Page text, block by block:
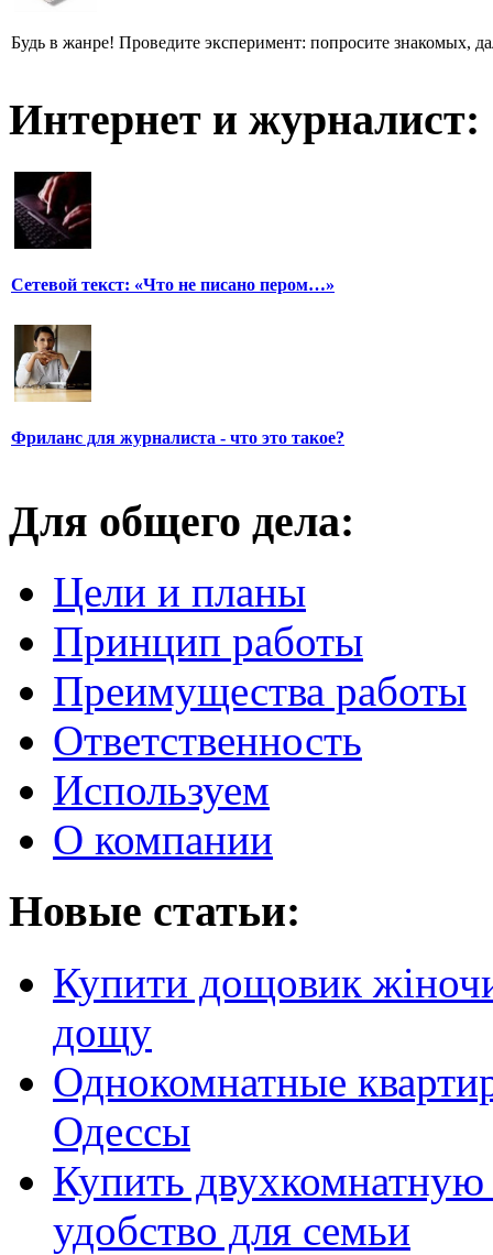
Будь в жанре! Проведите эксперимент: попросите знакомых,
Интернет и журналист:
Сетевой текст: «Что не писано пером…»
Фриланс для журналиста - что это такое?
Для общего дела:
Цели и планы
Принцип работы
Преимущества работы
Ответственность
Используем
О компании
Новые статьи:
Купити дощовик
дощу
Однокомнатные
Одессы
Купить
удобство для семьи